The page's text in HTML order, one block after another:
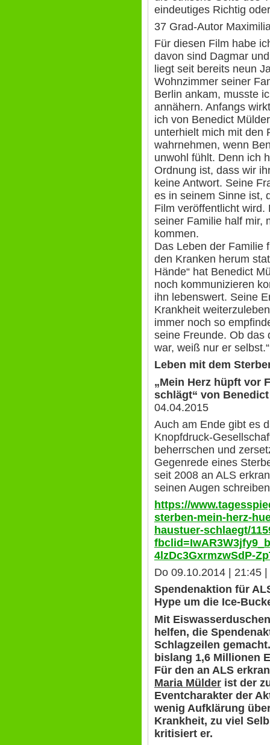
eindeutiges Richtig
37 Grad-Autor
Für diesen Film habe
davon sind Dagmar
liegt seit bereits neun
Wohnzimmer seiner
Berlin ankam, musste
annähern. Anfangs
ich von Benedict
unterhielt mich mit den
wahrnehmen, wenn
unwohl fühlt. Denn ich
Ordnung ist, dass wir
keine Antwort. Seine
es in seinem Sinne ist,
Film veröffentlicht
seiner Familie half mir,
kommen.
Das Leben der Familie
den Kranken herum
Hände“ hat Benedict
noch kommunizieren
ihn lebenswert. Seine
Krankheit
immer noch so
seine Freunde. Ob das
war, weiß nur er selbst.“
Leben mit dem
„Mein Herz hüpft vor
schlägt“ von
04.04.2015
Auch am Ende gibt es
Knopfdruck-
beherrschen und
Gegenrede eines
seit 2008 an ALS
seinen Augen
https://
sterben-mein-herz-
haustuer-schlaegt/
4lzDc3GxrmzwSdP-
Do 09.10.2014 | 21:45
Spendenaktion für
Hype um die Ice-
Mit
helfen, die
Schlagzeilen
bislang 1,6 Millionen
Für den an ALS
Maria Mülder ist der
Eventcharakter der
wenig Aufklärung
Krankheit, zu viel
kritisiert er.